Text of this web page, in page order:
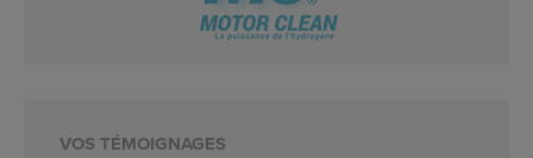
VOS TÉMOIGNAGES